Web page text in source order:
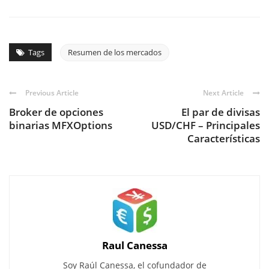
Tags Resumen de los mercados
Previous Article
Broker de opciones
binarias MFXOptions
Next Article
El par de divisas
USD/CHF – Principales
Características
Raul Canessa
Soy Raúl Canessa, el cofundador de